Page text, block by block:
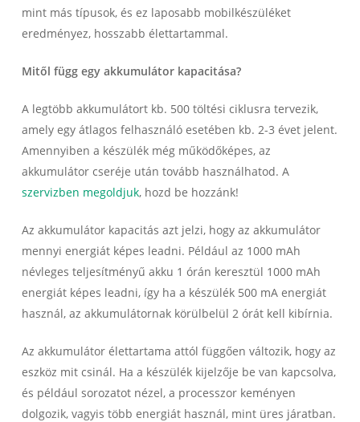
mint más típusok, és ez laposabb mobilkészüléket
eredményez, hosszabb élettartammal.
Mitől függ egy akkumulátor kapacitása?
A legtöbb akkumulátort kb. 500 töltési ciklusra tervezik,
amely egy átlagos felhasználó esetében kb. 2-3 évet jelent.
Amennyiben a készülék még működőképes, az
akkumulátor cseréje után tovább használhatod. A
szervizben megoldjuk, hozd be hozzánk!
Az akkumulátor kapacitás azt jelzi, hogy az akkumulátor
mennyi energiát képes leadni. Például az 1000 mAh
névleges teljesítményű akku 1 órán keresztül 1000 mAh
energiát képes leadni, így ha a készülék 500 mA energiát
használ, az akkumulátornak körülbelül 2 órát kell kibírnia.
Az akkumulátor élettartama attól függően változik, hogy az
eszköz mit csinál. Ha a készülék kijelzője be van kapcsolva,
és például sorozatot nézel, a processzor keményen
dolgozik, vagyis több energiát használ, mint üres járatban.